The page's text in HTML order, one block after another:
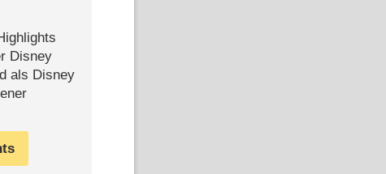
Disney
als Disney